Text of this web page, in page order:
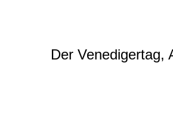
Der Venedigertag,